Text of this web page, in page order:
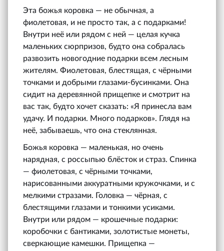
Эта божья коровка — не обычная, а
фиолетовая, и не просто так, а с подарками!
Внутри неё или рядом с ней — целая кучка
маленьких сюрпризов, будто она собралась
развозить новогодние подарки всем лесным
жителям. Фиолетовая, блестящая, с чёрными
точками и добрыми глазами-бусинками. Она
сидит на деревянной прищепке и смотрит на
вас так, будто хочет сказать: «Я принесла вам
удачу. И подарки. Много подарков». Глядя на
неё, забываешь, что она стеклянная.
Божья коровка — маленькая, но очень
нарядная, с россыпью блёсток и страз. Спинка
— фиолетовая, с чёрными точками,
нарисованными аккуратными кружочками, и с
мелкими стразами. Головка — чёрная, с
блестящими глазами и тонкими усиками.
Внутри или рядом — крошечные подарки:
коробочки с бантиками, золотистые монеты,
сверкающие камешки. Прищепка —